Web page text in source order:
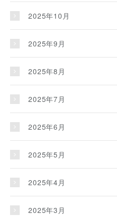
2025年10月
2025年9月
2025年8月
2025年7月
2025年6月
2025年5月
2025年4月
2025年3月